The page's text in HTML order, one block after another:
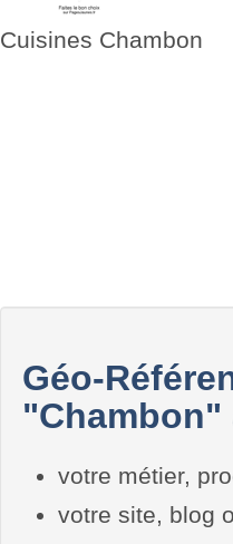
Cuisines Chambon
Géo-
"Chambon"
votre métier,
votre site, blog